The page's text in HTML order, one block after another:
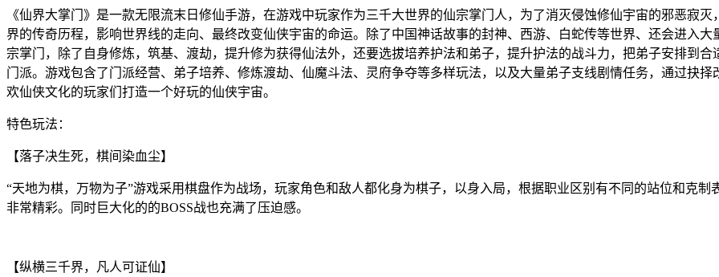
《仙界大掌门》是一款无限流末日修仙手游，在游戏中玩家作为三千大世界的仙宗掌门人，为了消灭侵蚀修仙宇宙的邪恶寂
界的传奇历程，影响世界线的走向、最终改变仙侠宇宙的命运。除了中国神话故事的封神、西游、白蛇传等世界、还会进入
宗掌门，除了自身修炼，筑基、渡劫，提升修为获得仙法外，还要选拔培养护法和弟子，提升护法的战斗力，把弟子安排到
门派。游戏包含了门派经营、弟子培养、修炼渡劫、仙魔斗法、灵府争夺等多样玩法，以及大量弟子支线剧情任务，通过抉
欢仙侠文化的玩家们打造一个好玩的仙侠宇宙。
特色玩法：
【落子决生死，棋间染血尘】
“天地为棋，万物为子”游戏采用棋盘作为战场，玩家角色和敌人都化身为棋子，以身入局，根据职业区别有不同的站位和克
非常精彩。同时巨大化的的BOSS战也充满了压迫感。
【纵横三千界，凡人可证仙】